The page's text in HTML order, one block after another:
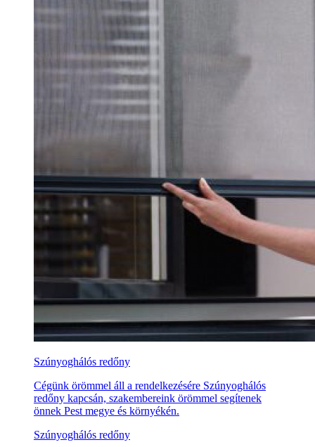
Szúnyoghálós redőny
Cégünk örömmel áll a rendelkezésére Szúnyoghálós
redőny kapcsán, szakembereink örömmel segítenek
önnek Pest megye és környékén.
Szúnyoghálós redőny